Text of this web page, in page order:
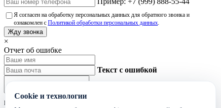
Я согласен на обработку персональных данных для обратного звонка и
ознакомлен с Политикой обработки персональных данных.
Жду звонка
×
Отчет об ошибке
Текст с ошибкой
Не указывайте лишние персональные данные в тексте ошибки.
Cookie и технологии